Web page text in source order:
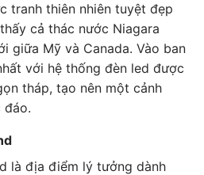
tranh thiên nhiên tuyệt đẹp
cả thác nước Niagara
giữa Mỹ và Canada. Vào ban
với hệ thống đèn led được
tháp, tạo nên một cảnh
đáo.
là địa điểm lý tưởng dành